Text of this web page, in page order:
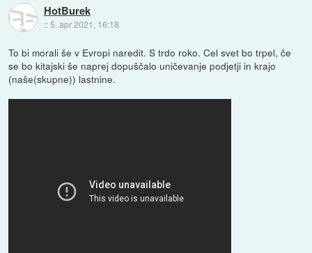
HotBurek
:: 5. apr 2021, 16:18
To bi morali še v Evropi naredit. S trdo roko. Cel svet bo trpel, če
se bo kitajski še naprej dopuščalo uničevanje podjetji in krajo
(naše(skupne)) lastnine.